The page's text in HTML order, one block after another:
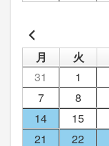
月 火
31
1
7
8
14
15
21
22